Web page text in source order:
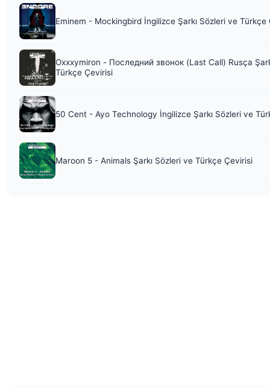
Eminem - Mockingbird İngilizce Şarkı Sözleri ve Türkçe
Oxxxymiron - Последний звонок (Last Call) Rusça
Türkçe Çevirisi
50 Cent - Ayo Technology İngilizce Şarkı Sözleri ve
Maroon 5 - Animals Şarkı Sözleri ve Türkçe Çevirisi